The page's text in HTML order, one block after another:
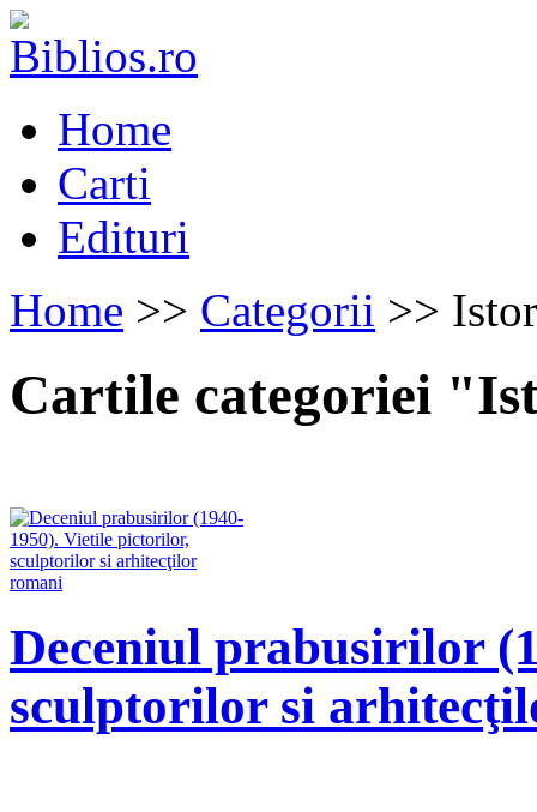
Home
Carti
Edituri
Home >> Categorii >>
Cartile categoriei
Deceniul prabusirilor
sculptorilor si